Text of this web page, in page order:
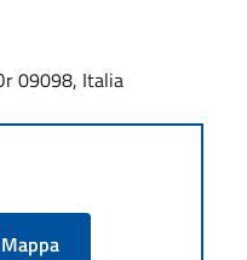
09098, Italia